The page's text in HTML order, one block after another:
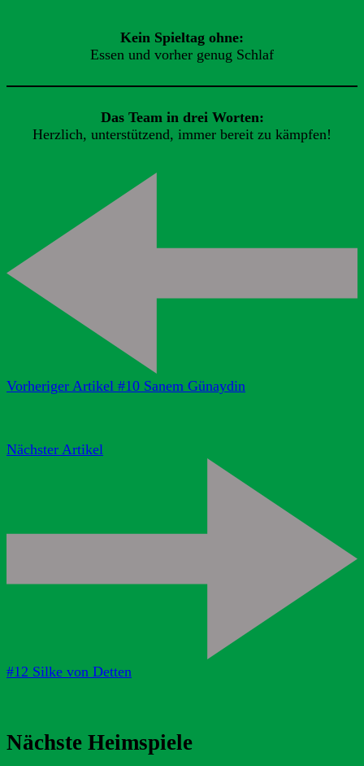
Kein Spieltag ohne:
Essen und vorher genug Schlaf
Das Team in drei Worten:
Herzlich, unterstützend, immer bereit zu kämpfen!
Vorheriger Artikel #10 Sanem Günaydin
Nächster Artikel
#12 Silke von Detten
Nächste Heimspiele